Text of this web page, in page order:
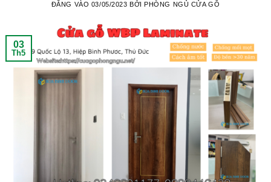
ĐĂNG VÀO 03/05/2023 BỞIPHÒNG NGỦ CỬA GỖ
03
Th5